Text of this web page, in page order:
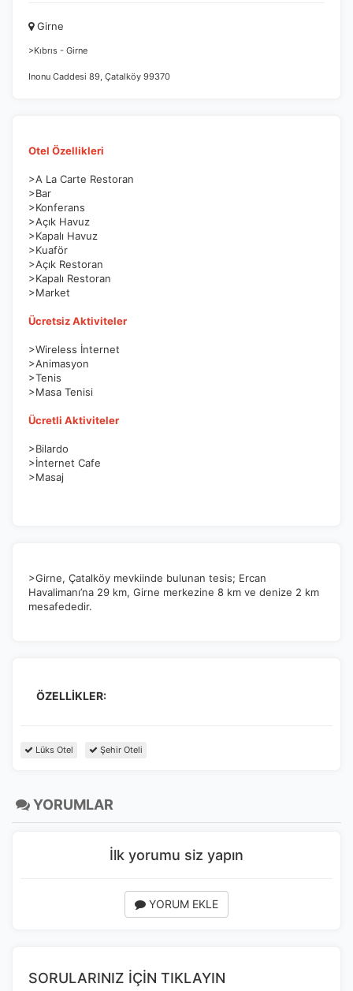
Çerez tercihlerinizi
gizlilik koşullarını
gereklidir. Bu çerezler olmadan site düzgün çalışmaz ve
devre dışı bırakılamaz.
İstatistik Çerezleri
Ziyaretçilerin siteyi nasıl kullandığını anonim olarak
ölçeriz. Hangi sayfaların popüler olduğunu ve
kullanıcıların nerede zorluk yaşadığını anlamamıza
Pazarlama Çerezleri
Size ve ilgi alanlarınıza uygun reklamlar göstermek için
edersiniz, ancak daha az alakalı olabilirler.
Girne
>Kıbrıs - Girne
Inonu Caddesi 89, Çatalköy 99370
Otel Özellikleri
>A La Carte Restoran
>Bar
>Konferans
>Açık Havuz
>Kapalı Havuz
>Kuaför
>Açık Restoran
>Kapalı Restoran
>Market
Ücretsiz Aktiviteler
>Wireless İnternet
>Animasyon
>Tenis
>Masa Tenisi
Ücretli Aktiviteler
>Bilardo
>İnternet Cafe
>Masaj
>Girne, Çatalköy mevkiinde bulunan tesis; Ercan
Havalimanı’na 29 km, Girne merkezine 8 km ve denize 2 km
mesafededir.
ÖZELLİKLER:
Lüks Otel Şehir Oteli
YORUMLAR
İlk yorumu siz yapın
YORUM EKLE
SORULARINIZ İÇİN TIKLAYIN